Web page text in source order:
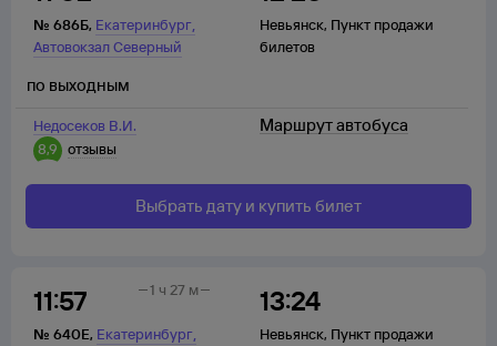
№ 686Б, Екатеринбург,
Автовокзал Северный
Невьянск, Пункт продажи
билетов
Недосеков В.И.
8,9
отзывы
по выходным
Маршрут автобуса
Выбрать дату и купить билет
11:57
№ 640Е, Екатеринбург,
13:24
Невьянск, Пункт продажи
1 ч 27 м